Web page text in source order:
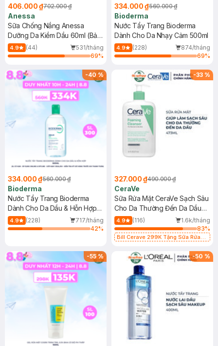
406.000 ₫702.000 ₫
Anessa
Sữa Chống Nắng Anessa
Dưỡng Da Kiềm Dầu 60ml (Bản
Mới)
4.9 (44)
531/tháng
69%
334.000 ₫560.000 ₫
Bioderma
Nước Tẩy Trang Bioderma
Dành Cho Da Nhạy Cảm 500ml
4.9 (228)
874/tháng
69%
-40%
334.000 ₫560.000 ₫
Bioderma
Nước Tẩy Trang Bioderma
Dành Cho Da Dầu & Hỗn Hợp
500ml
4.9 (228)
717/tháng
42%
-33 %
327.000 ₫490.000 ₫
CeraVe
Sữa Rửa Mặt CeraVe Sạch Sâu
Cho Da Thường Đến Da Dầu
473ml
4.9 (116)
1.6k/tháng
83%
Bill Cerave 299K Tặng Sữa Rửa
-55% -50 %